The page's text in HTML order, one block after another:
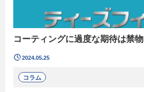
コーティングに過度な期待は禁物
2024.05.25
コラム